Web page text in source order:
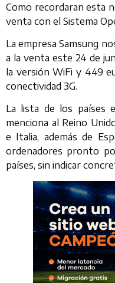
Como recordaran esta
venta con el Sistema
La empresa Samsung
a la venta este 24 de
la versión WiFi y 449
conectividad 3G.
La lista de los países
menciona al Reino
e Italia, además de
ordenadores pronto
países, sin indicar